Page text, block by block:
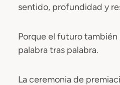
sentido, profundidad y
Porque el futuro también
palabra tras palabra.
La ceremonia de